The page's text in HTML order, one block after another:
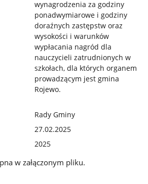
wynagrodzenia za godziny
ponadwymiarowe i godziny
doraźnych zastępstw oraz
wysokości i warunków
wypłacania nagród dla
nauczycieli zatrudnionych w
szkołach, dla których organem
prowadzącym jest gmina
Rojewo.
Rady Gminy
27.02.2025
2025
w załączonym pliku.